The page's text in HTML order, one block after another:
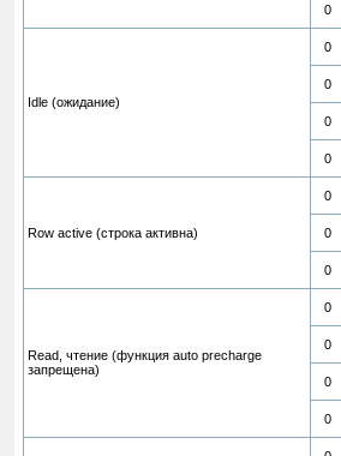
0
Idle (ожидание)
0
0
0
0
Row active (строка активна)
0
0
0
Read, чтение (функция auto precharge
запрещена)
0
0
0
0